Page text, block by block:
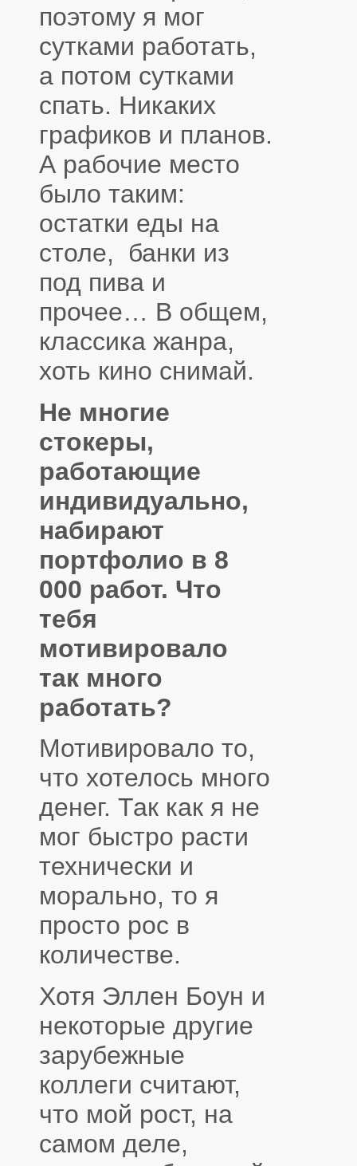
поэтому я мог
сутками работать,
а потом сутками
спать. Никаких
графиков и планов.
А рабочие место
было таким:
остатки еды на
столе, банки из
под пива и
прочее… В общем,
классика жанра,
хоть кино снимай.
Не многие
стокеры,
работающие
индивидуально,
набирают
портфолио в 8
000 работ. Что
тебя
мотивировало
так много
работать?
Мотивировало то,
что хотелось много
денег. Так как я не
мог быстро расти
технически и
морально, то я
просто рос в
количестве.
Хотя Эллен Боун и
некоторые другие
зарубежные
коллеги считают,
что мой рост, на
самом деле,